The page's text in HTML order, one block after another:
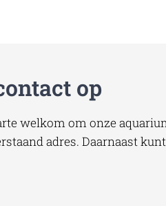
op
welkom om onze
adres. Daarnaast